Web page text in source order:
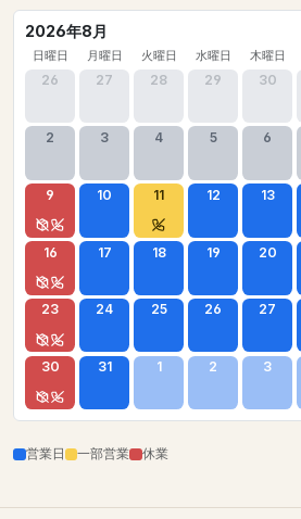
2026年8月
日曜日 月曜日 火曜日 水曜日 木曜日
26 27 28 29 30
2 3 4 5 6
9 10 11 12 13
16 17 18 19 20
23 24 25 26 27
30 31 1 2 3
営業日 一部営業 休業